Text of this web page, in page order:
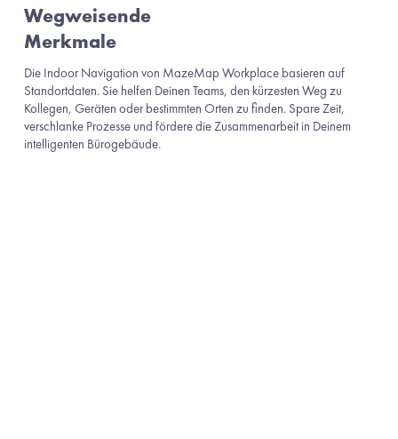
Wegweisende
Merkmale
Die Indoor Navigation von MazeMap Workplace basieren auf
Standortdaten. Sie helfen Deinen Teams, den kürzesten Weg zu
Kollegen, Geräten oder bestimmten Orten zu finden. Spare Zeit,
verschlanke Prozesse und fördere die Zusammenarbeit in Deinem
intelligenten Bürogebäude.